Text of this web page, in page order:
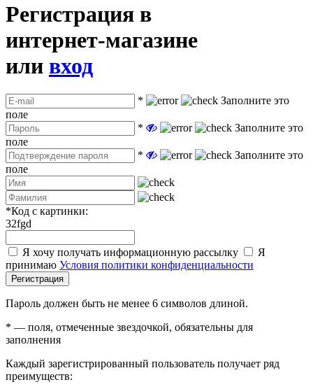
Регистрация в
интернет-магазине
или вход
*
Заполните это
поле
*
Заполните это
поле
*
Заполните это
поле
*Код с картинки:
32fgd
Я хочу получать информационную рассылку
Я
принимаю Условия политики конфиденциальности
Регистрация
Пароль должен быть не менее 6 символов длиной.
* — поля, отмеченные звездочкой, обязательны для
заполнения
Каждый зарегистрированный пользователь получает ряд
преимуществ: